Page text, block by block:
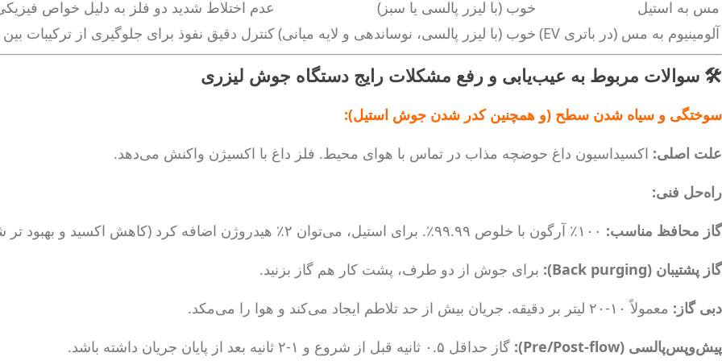
مس به استیل
خوب (با لیزر پالسی یا سبز)
عدم اختلاط شدید دو فلز به دلیل خواص
آلومینیوم به مس (در باتری EV)
خوب (با لیزر پالسی، نوساندهی و لایه میانی)کنترل دقیق نفوذ برای جلوگیری از ترکیبات
🛠️ سوالات مربوط به عیب‌یابی و رفع مشکلات رایج دستگاه جوش لیزری
سوختگی و سیاه شدن سطح (و همچنین کدر شدن جوش استیل):
علت اصلی: اکسیداسیون داغ حوضچه مذاب در تماس با هوای محیط. فلز داغ با اکسیژن واکنش می‌دهد.
راه‌حل فنی:
گاز محافظ مناسب:
گاز پشتیبان (Back purging):
برای جوش از دو طرف، پشت کار هم گاز بزنید.
دبی گاز: معمولاً ۱۰-۲۰ لیتر بر دقیقه. جریان بیش از حد تلاطم ایجاد می‌کند و هوا را می‌مکد.
پیش‌و‌پس‌پالسی (Pre/Post-flow):
گاز حداقل ۰.۵ ثانیه قبل از شروع و ۱-۲ ثانیه بعد از پایان جریان داشته باشد.